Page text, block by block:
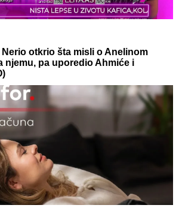
Nerio otkrio šta misli o Anelinom
njemu, pa uporedio Ahmiće i